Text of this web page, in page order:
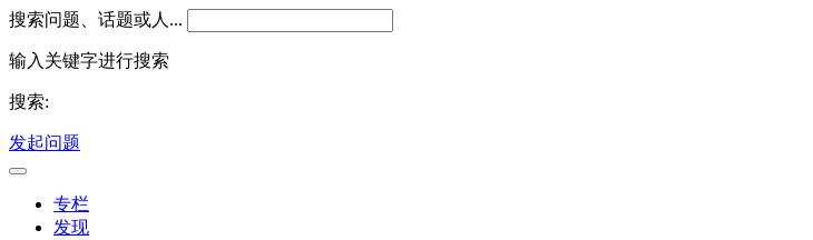
搜索问题、话题或人...
输入关键字进行搜索
搜索:
发起问题
专栏
发现